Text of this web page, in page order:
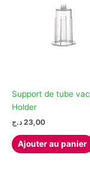
Support de tube
Holder
23,00 د.ج
Ajouter au panier